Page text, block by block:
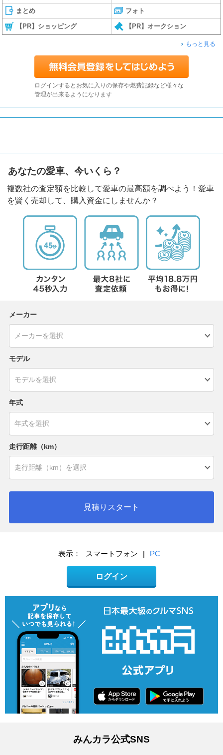
まとめ フォト
【PR】ショッピング 【PR】オークション
もっと見る
ログインするとお気に入りの保存や燃費記録など様々な
管理が出来るようになります
あなたの愛車、今いくら？
複数社の査定額を比較して愛車の最高額を調べよう！愛車
を賢く売却して、購入資金にしませんか？
メーカー
モデル
年式
走行距離（km）
見積りスタート
表示： スマートフォン | PC
ログイン
みんカラ公式SNS